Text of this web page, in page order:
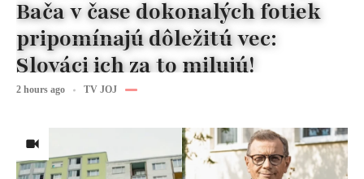
Bača v čase dokonalých fotiek
pripomínajú dôležitú vec:
Slováci ich za to milujú!
2 hours ago TV JOJ